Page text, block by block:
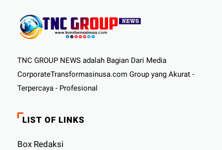
TNC GROUP NEWS adalah Bagian Dari Media
CorporateTransformasinusa.com Group yang Akurat -
Terpercaya - Profesional
LIST OF LINKS
Box Redaksi